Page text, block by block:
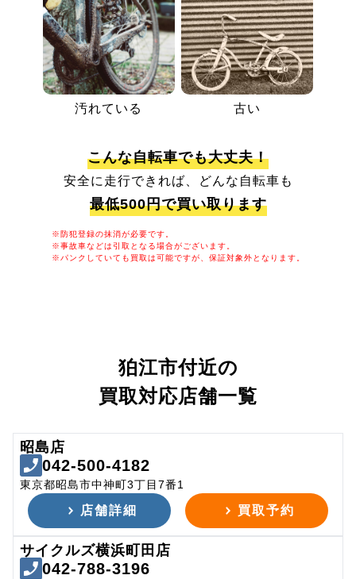
汚れている 古い
こんな自転車でも大丈夫！
安全に走行できれば、どんな自転車も
最低500円で買い取ります
※防犯登録の抹消が必要です。
※事故車などは引取となる場合がございます。
※パンクしていても買取は可能ですが、保証対象外となります。
狛江市付近の
買取対応店舗一覧
昭島店
042-500-4182
東京都昭島市中神町3丁目7番1
店舗詳細 買取予約
サイクルズ横浜町田店
042-788-3196